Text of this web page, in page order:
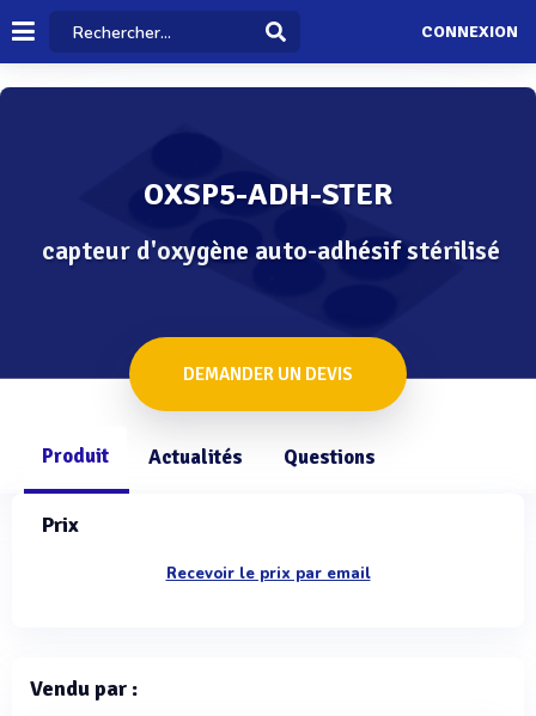
CONNEXION
OXSP5-ADH-STER
capteur d'oxygène auto-adhésif stérilisé
DEMANDER UN DEVIS
Produit Actualités Questions
Prix
Recevoir le prix par email
Vendu par :